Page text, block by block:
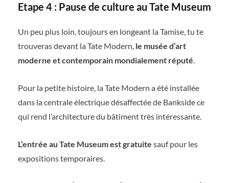
Etape 4 : Pause de culture au Tate Museum
Un peu plus loin, toujours en longeant la Tamise, tu te
trouveras devant la Tate Modern, le musée d’art
moderne et contemporain mondialement réputé.
Pour la petite histoire, la Tate Modern a été installée
dans la centrale électrique désaffectée de Bankside ce
qui rend l’architecture du bâtiment très intéressante.
L’entrée au Tate Museum est gratuite sauf pour les
expositions temporaires.